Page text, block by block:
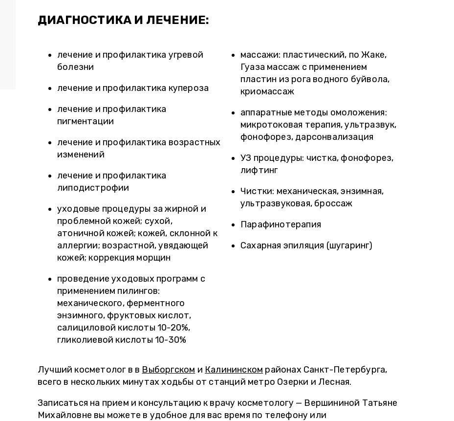
ДИАГНОСТИКА И ЛЕЧЕНИЕ:
лечение и профилактика угревой
болезни
лечение и профилактика купероза
лечение и профилактика
пигментации
лечение и профилактика возрастных
изменений
лечение и профилактика
липодистрофии
уходовые процедуры за жирной и
проблемной кожей; сухой,
атоничной кожей; кожей, склонной к
аллергии; возрастной, увядающей
кожей; коррекция морщин
проведение уходовых программ с
применением пилингов:
механического, ферментного
энзимного, фруктовых кислот,
салициловой кислоты 10-20%,
гликолиевой кислоты 10-30%
массажи: пластический, по Жаке,
Гуаза массаж с применением
пластин из рога водного буйвола,
криомассаж
аппаратные методы омоложения:
микротоковая терапия, ультразвук,
фонофорез, дарсонвализация
УЗ процедуры: чистка, фонофорез,
лифтинг
Чистки: механическая, энзимная,
ультразвуковая, броссаж
Парафинотерапия
Сахарная эпиляция (шугаринг)
Лучший косметолог в в Выборгском и Калининском районах Санкт-Петербурга,
всего в нескольких минутах ходьбы от станций метро Озерки и Лесная.
Записаться на прием и консультацию к врачу косметологу — Вершининой Татьяне
Михайловне вы можете в удобное для вас время по телефону или